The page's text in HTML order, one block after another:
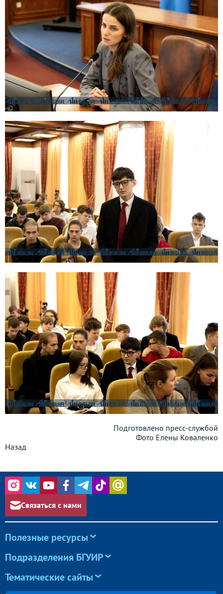
Подготовлено пресс-службой
Фото Елены Коваленко
Назад
Связаться с нами
Полезные ресурсы
Подразделения БГУИР
Тематические сайты